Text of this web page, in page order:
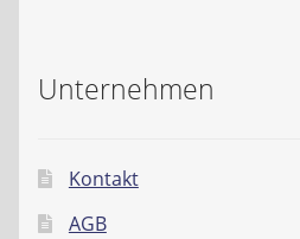
Unternehmen
Kontakt
AGB